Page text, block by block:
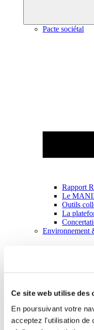
Ce site web utilise des
En poursuivant votre
acceptez l'utilisation de
Pacte sociétal
Rapport
Le
Outils
La
Environnement